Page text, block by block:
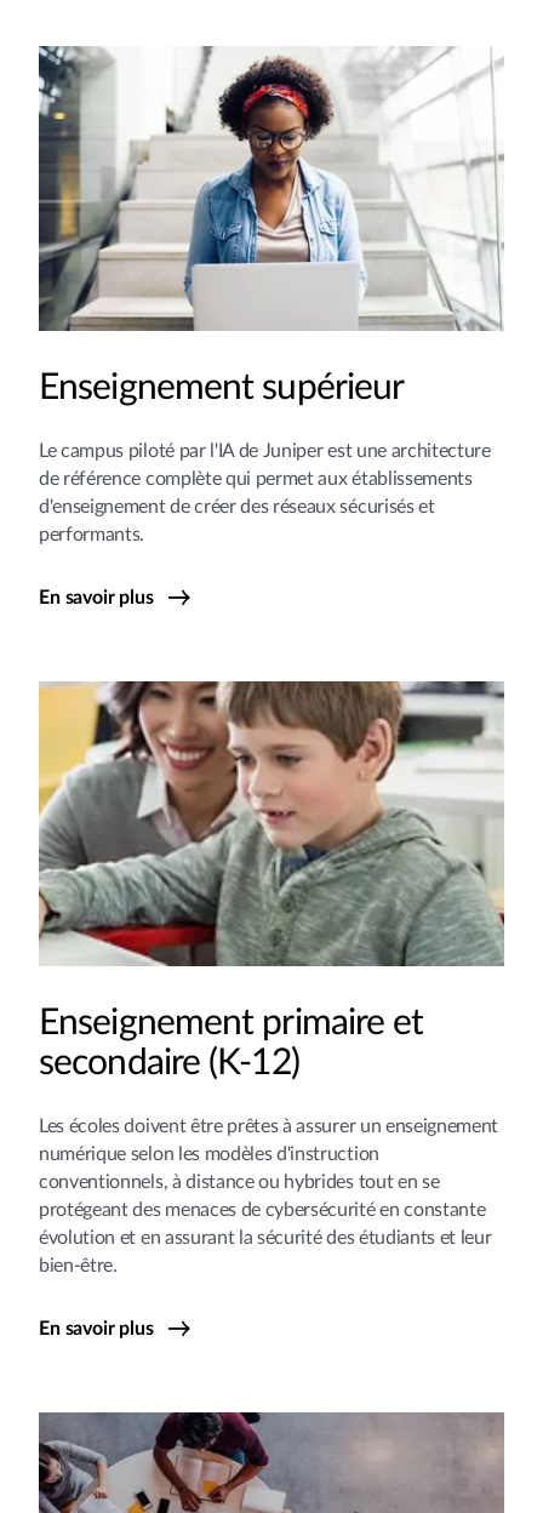
Enseignement supérieur
Le campus piloté par l'IA de Juniper est une architecture
de référence complète qui permet aux établissements
d'enseignement de créer des réseaux sécurisés et
performants.
En savoir plus
Enseignement primaire et
secondaire (K-12)
Les écoles doivent être prêtes à assurer un enseignement
numérique selon les modèles d'instruction
conventionnels, à distance ou hybrides tout en se
protégeant des menaces de cybersécurité en constante
évolution et en assurant la sécurité des étudiants et leur
bien-être.
En savoir plus